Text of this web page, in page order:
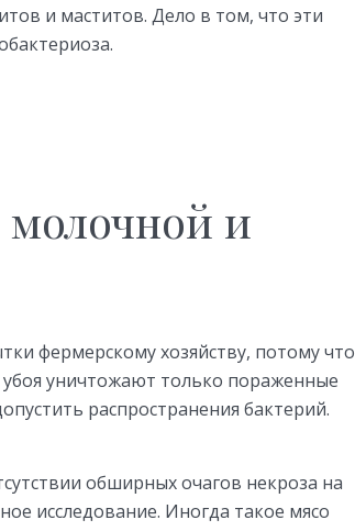
и маститов. Дело в том, что эти
молочной и
фермерскому хозяйству, потому что
уничтожают только пораженные
распространения бактерий.
обширных очагов некроза на
исследование. Иногда такое мясо